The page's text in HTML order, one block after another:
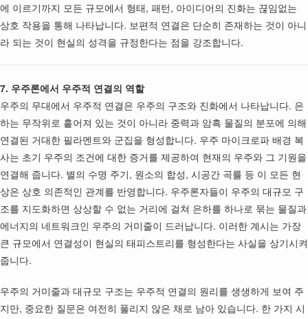
에 이르기까지 모든 규모에서 형태, 패턴, 아이디어의 진화는 끊임없는
상호 작용을 통해 나타납니다. 보편적 연결은 단순히 존재하는 것이 아니
라 되는 것이 현실의 성격을 규정한다는 점을 강조합니다.
7. 우주론에서 우주적 연결의 역할
우주의 무대에서 우주적 연결은 우주의 구조와 진화에서 나타납니다. 은
하는 무작위로 흩어져 있는 것이 아니라 중력과 암흑 물질의 분포에 의해
연결된 거대한 필라멘트와 군집을 형성합니다. 우주 마이크로파 배경 복
사는 초기 우주의 조건에 대한 증거를 제공하여 현재의 우주와 그 기원을
연결해 줍니다. 별의 수명 주기, 원소의 합성, 시공간 곡률 등 이 모든 현
상은 상호 의존적인 관계를 반영합니다. 우주론자들이 우주의 대규모 구
조를 지도화하면 상상할 수 없는 거리에 걸쳐 은하를 하나로 묶는 물질과
에너지의 네트워크인 우주의 거미줄이 드러납니다. 이러한 계시는 가장
큰 규모에서 연결성이 현실의 태피스트리를 형성한다는 사실을 상기시켜
줍니다.
우주의 거미줄과 대규모 구조는 우주적 연결의 원리를 생생하게 보여 주
지만, 중요한 질문은 여전히 풀리지 않은 채로 남아 있습니다. 한 가지 시